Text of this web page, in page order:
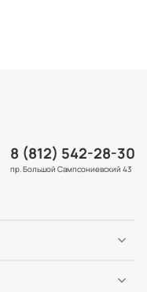
8 (812) 542-28-30
пр. Большой Сампсониевский 43